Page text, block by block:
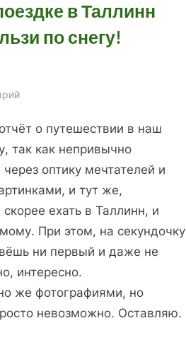
снегу!
часть)
в Таллинн
по снегу!
к
Фотографии
отчёта
о
Таллинн
2011.
Месяц
март.
Скользи
о путешествии в наш
так как непривычно
оптику мечтателей и
и тут же,
ехать в Таллинн, и
При этом, на секундочку
ни первый и даже не
интересно.
же фотографиями, но
невозможно. Оставляю.